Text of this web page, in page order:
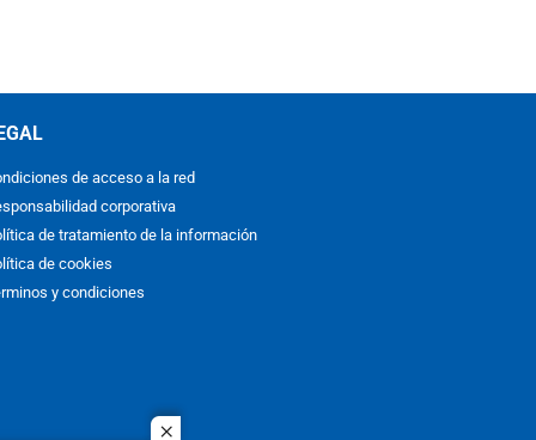
de acceso a la red
corporativa
de tratamiento de la información
de cookies
y condiciones